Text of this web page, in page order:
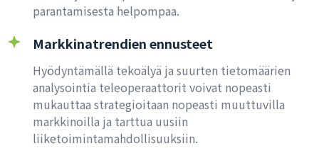
parantamisesta helpompaa.
Markkinatrendien ennusteet
Hyödyntämällä tekoälyä ja suurten tietomäärien
analysointia teleoperaattorit voivat nopeasti
mukauttaa strategioitaan nopeasti muuttuvilla
markkinoilla ja tarttua uusiin
liiketoimintamahdollisuuksiin.